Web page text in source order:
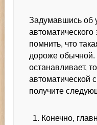
Задумавшись об
автоматического
помнить, что
дороже обычной.
останавливает,
автоматической
получите
Конечно,